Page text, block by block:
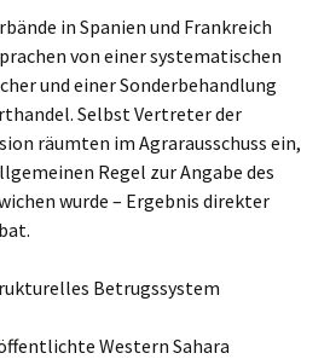
in Spanien und Frankreich
von einer systematischen
und einer Sonderbehandlung
Selbst Vertreter der
räumten im Agrarausschuss ein,
Regel zur Angabe des
wurde – Ergebnis direkter
Betrugssystem
Western Sahara